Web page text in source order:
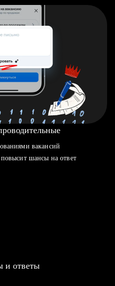
вакансий
шансы на ответ
и ответы